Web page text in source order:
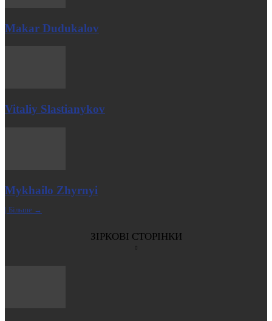
Makar Dudukalov
Vitaliy Slastianykov
Mykhailo Zhyrnyi
| Більше →
ЗІРКОВІ СТОРІНКИ